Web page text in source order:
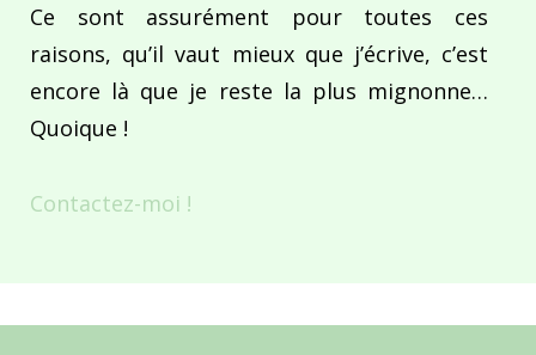
Ce sont assurément pour toutes ces
raisons, qu’il vaut mieux que j’écrive, c’est
encore là que je reste la plus mignonne…
Quoique !
Contactez-moi !